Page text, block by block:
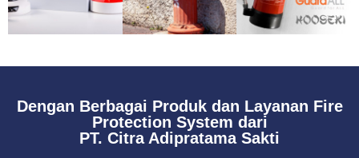
Dengan Berbagai Produk dan Layanan Fire
Protection System dari
PT. Citra Adipratama Sakti